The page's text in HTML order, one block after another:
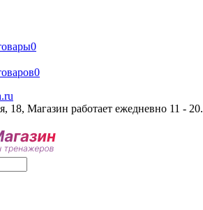
0
0
18, Магазин работает ежедневно 11 - 20.